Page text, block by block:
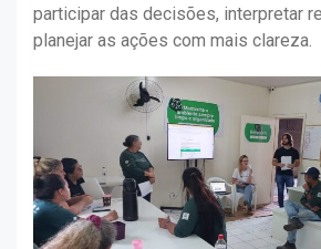
participar das decisões, interpretar
planejar as ações com mais clareza.